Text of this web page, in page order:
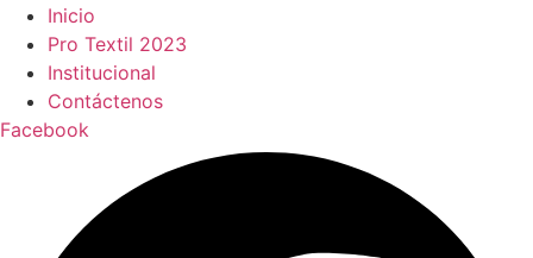
Inicio
Pro Textil 2023
Institucional
Contáctenos
Facebook